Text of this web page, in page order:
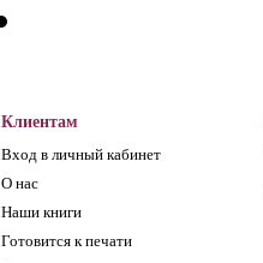
Клиентам
Вход в личный кабинет
О нас
Наши книги
Готовится к печати